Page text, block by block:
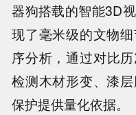
器狗搭载的智能3D
现了毫米级的文物
序分析，通过对比
检测木材形变、漆
保护提供量化依据。